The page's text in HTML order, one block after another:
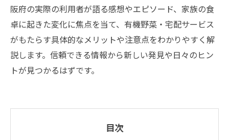
阪府の実際の利用者が語る感想やエピソード、家族の食
卓に起きた変化に焦点を当て、有機野菜・宅配サービス
がもたらす具体的なメリットや注意点をわかりやすく解
説します。信頼できる情報から新しい発見や日々のヒン
トが見つかるはずです。
目次